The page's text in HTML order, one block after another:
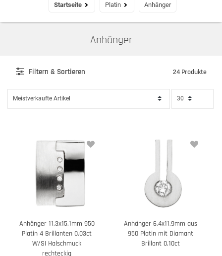
Startseite Platin Anhänger
Anhänger
Filtern & Sortieren 24 Produkte
Anhänger 11,3x15,1mm 950
Platin 4 Brillanten 0,03ct
W/SI Halschmuck
rechteckig
Anhänger 6,4x11,9mm aus
950 Platin mit Diamant
Brillant 0,10ct